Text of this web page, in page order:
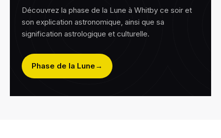
Découvrez la phase de la Lune à Whitby ce soir et
son explication astronomique, ainsi que sa
signification astrologique et culturelle.
Phase de la Lune →